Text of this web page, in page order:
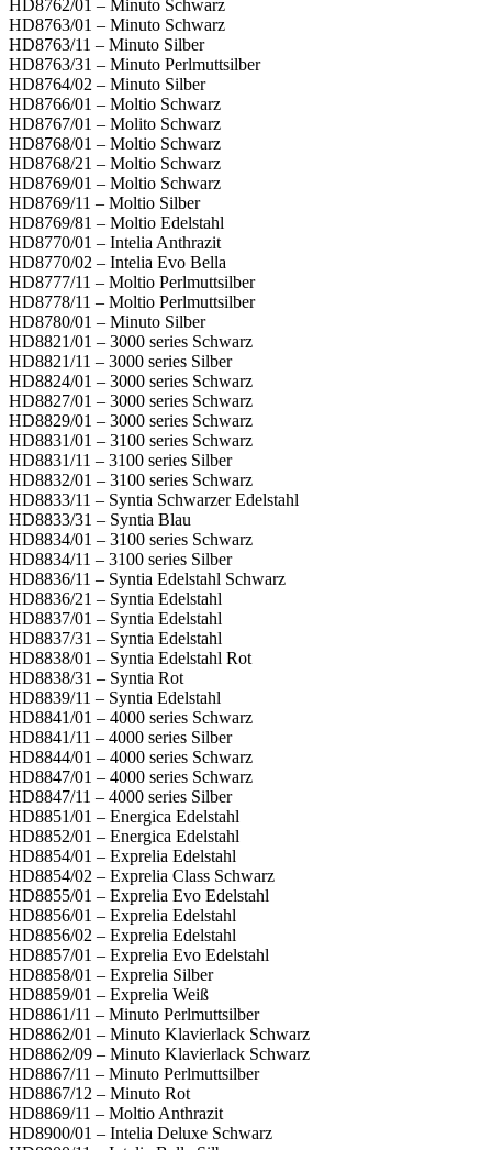
HD8762/01 – Minuto Schwarz
HD8763/01 – Minuto Schwarz
HD8763/11 – Minuto Silber
HD8763/31 – Minuto Perlmuttsilber
HD8764/02 – Minuto Silber
HD8766/01 – Moltio Schwarz
HD8767/01 – Molito Schwarz
HD8768/01 – Moltio Schwarz
HD8768/21 – Moltio Schwarz
HD8769/01 – Moltio Schwarz
HD8769/11 – Moltio Silber
HD8769/81 – Moltio Edelstahl
HD8770/01 – Intelia Anthrazit
HD8770/02 – Intelia Evo Bella
HD8777/11 – Moltio Perlmuttsilber
HD8778/11 – Moltio Perlmuttsilber
HD8780/01 – Minuto Silber
HD8821/01 – 3000 series Schwarz
HD8821/11 – 3000 series Silber
HD8824/01 – 3000 series Schwarz
HD8827/01 – 3000 series Schwarz
HD8829/01 – 3000 series Schwarz
HD8831/01 – 3100 series Schwarz
HD8831/11 – 3100 series Silber
HD8832/01 – 3100 series Schwarz
HD8833/11 – Syntia Schwarzer Edelstahl
HD8833/31 – Syntia Blau
HD8834/01 – 3100 series Schwarz
HD8834/11 – 3100 series Silber
HD8836/11 – Syntia Edelstahl Schwarz
HD8836/21 – Syntia Edelstahl
HD8837/01 – Syntia Edelstahl
HD8837/31 – Syntia Edelstahl
HD8838/01 – Syntia Edelstahl Rot
HD8838/31 – Syntia Rot
HD8839/11 – Syntia Edelstahl
HD8841/01 – 4000 series Schwarz
HD8841/11 – 4000 series Silber
HD8844/01 – 4000 series Schwarz
HD8847/01 – 4000 series Schwarz
HD8847/11 – 4000 series Silber
HD8851/01 – Energica Edelstahl
HD8852/01 – Energica Edelstahl
HD8854/01 – Exprelia Edelstahl
HD8854/02 – Exprelia Class Schwarz
HD8855/01 – Exprelia Evo Edelstahl
HD8856/01 – Exprelia Edelstahl
HD8856/02 – Exprelia Edelstahl
HD8857/01 – Exprelia Evo Edelstahl
HD8858/01 – Exprelia Silber
HD8859/01 – Exprelia Weiß
HD8861/11 – Minuto Perlmuttsilber
HD8862/01 – Minuto Klavierlack Schwarz
HD8862/09 – Minuto Klavierlack Schwarz
HD8867/11 – Minuto Perlmuttsilber
HD8867/12 – Minuto Rot
HD8869/11 – Moltio Anthrazit
HD8900/01 – Intelia Deluxe Schwarz